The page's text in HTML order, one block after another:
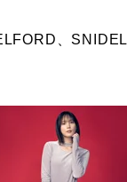
、SNIDEL